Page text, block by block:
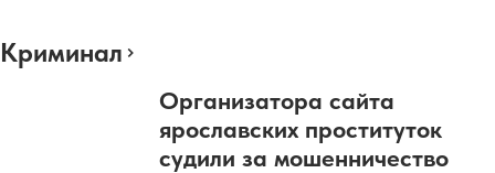
Криминал
Организатора сайта
ярославских проституток
судили за мошенничество